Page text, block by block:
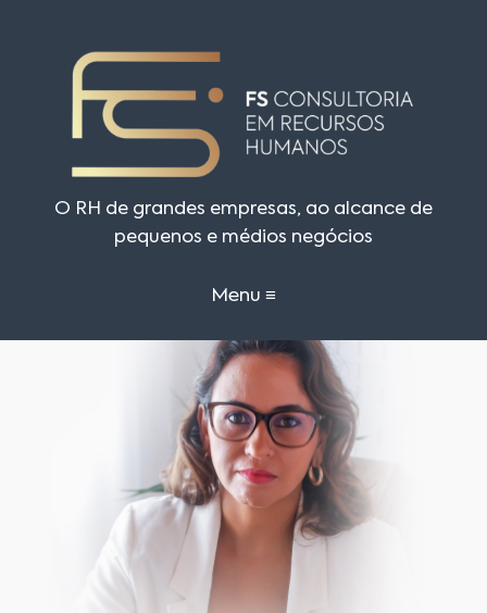
O RH de grandes empresas, ao alcance de
pequenos e médios negócios
Menu ≡